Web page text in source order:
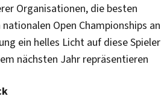
Organisationen, die besten
Open Championships an
ein helles Licht auf diese Spieler
nächsten Jahr repräsentieren